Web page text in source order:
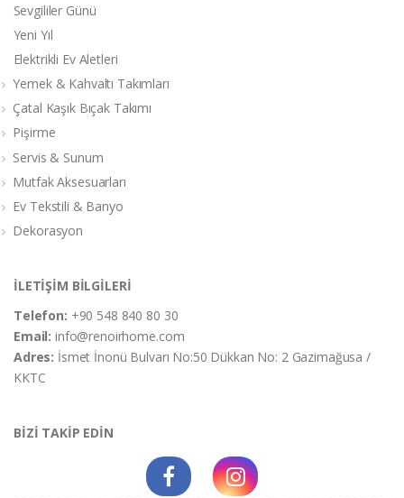
Sevgililer Günü
Yeni Yıl
Elektrikli Ev Aletleri
Yemek & Kahvaltı Takımları
Çatal Kaşık Bıçak Takımı
Pişirme
Servis & Sunum
Mutfak Aksesuarları
Ev Tekstili & Banyo
Dekorasyon
İLETİŞİM BİLGİLERİ
Telefon: +90 548 840 80 30
Email:info@renoirhome.com
Adres: İsmet İnonü Bulvarı No:50 Dükkan No: 2 Gazimağusa /
KKTC
BİZİ TAKİP EDİN